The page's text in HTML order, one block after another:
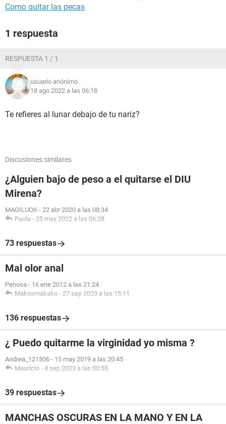
Como quitar las pecas
1 respuesta
RESPUESTA 1 / 1
usuario anónimo
18 ago 2022 a las 06:18
Te refieres al lunar debajo de tu nariz?
Discusiones similares
¿Alguien bajo de peso a el quitarse el DIU
Mirena?
MAGILUOK - 22 abr 2020 a las 08:34
Paula - 25 may 2022 a las 06:28
73 respuestas
Mal olor anal
Penosa - 16 ene 2012 a las 21:24
Makosmakako - 27 sep 2023 a las 15:11
136 respuestas
¿ Puedo quitarme la virginidad yo misma ?
Andrea_121506 - 15 may 2019 a las 20:45
Mauricio - 4 sep 2023 a las 00:55
39 respuestas
MANCHAS OSCURAS EN LA MANO Y EN LA